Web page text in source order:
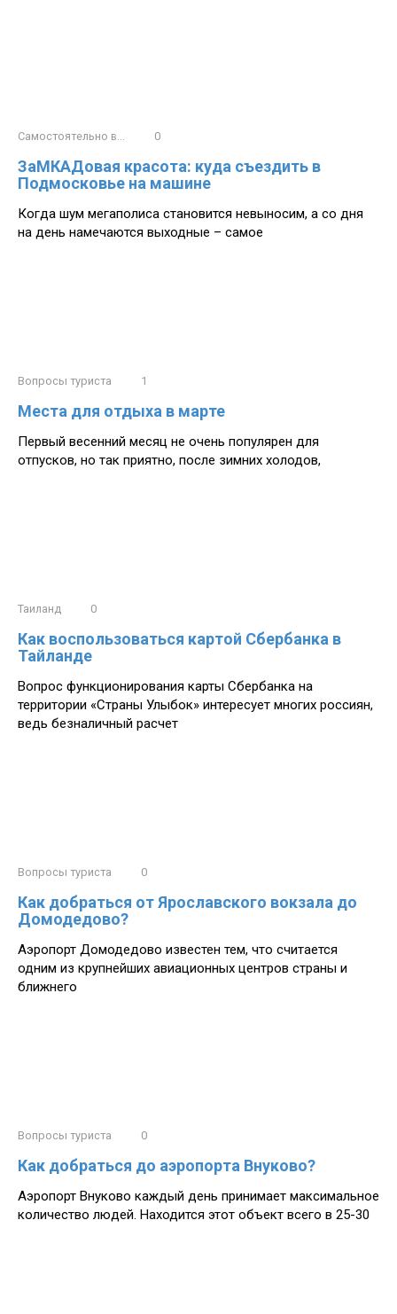
Самостоятельно в... 0
ЗаМКАДовая красота: куда съездить в
Подмосковье на машине
Когда шум мегаполиса становится невыносим, а со дня
на день намечаются выходные – самое
Вопросы туриста 1
Места для отдыха в марте
Первый весенний месяц не очень популярен для
отпусков, но так приятно, после зимних холодов,
Таиланд 0
Как воспользоваться картой Сбербанка в
Тайланде
Вопрос функционирования карты Сбербанка на
территории «Страны Улыбок» интересует многих россиян,
ведь безналичный расчет
Вопросы туриста 0
Как добраться от Ярославского вокзала до
Домодедово?
Аэропорт Домодедово известен тем, что считается
одним из крупнейших авиационных центров страны и
ближнего
Вопросы туриста 0
Как добраться до аэропорта Внуково?
Аэропорт Внуково каждый день принимает максимальное
количество людей. Находится этот объект всего в 25-30